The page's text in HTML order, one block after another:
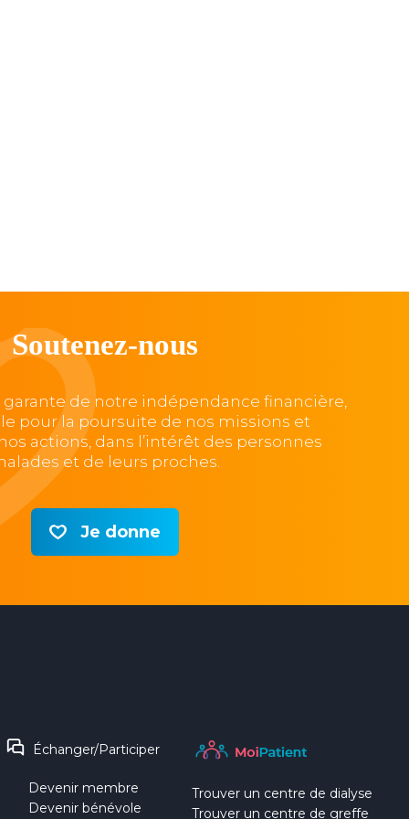
Soutenez-nous
garante de notre indépendance financière,
pour la poursuite de nos missions et
actions, dans l’intérêt des personnes
et de leurs proches.
Je donne
Échanger/Participer
Devenir membre
Devenir bénévole
Trouver un centre de dialyse
Trouver un centre de greffe